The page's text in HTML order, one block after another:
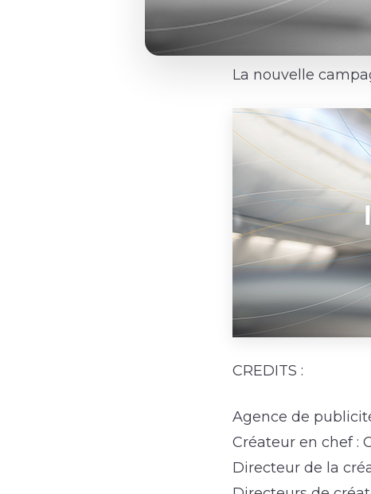
La nouvelle
CREDITS :
Agence de
Créateur en chef :
Directeur de la